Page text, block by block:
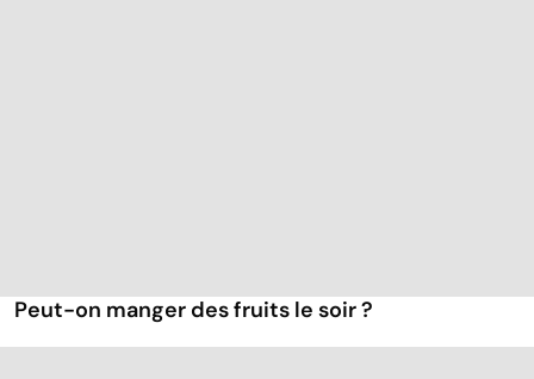
Peut-on manger des fruits le soir ?